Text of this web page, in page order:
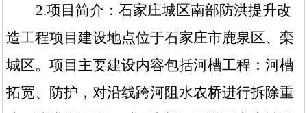
2.项目简介： 石家庄城区南部防洪提升改
造工程项目建设地点位于石家庄市鹿泉区、栾
城区。项目主要建设内容包括河槽工程：河槽
拓宽、防护，对沿线跨河阻水农桥进行拆除重